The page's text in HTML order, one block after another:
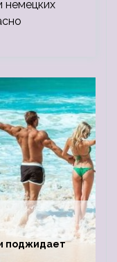
немецких
поджидает